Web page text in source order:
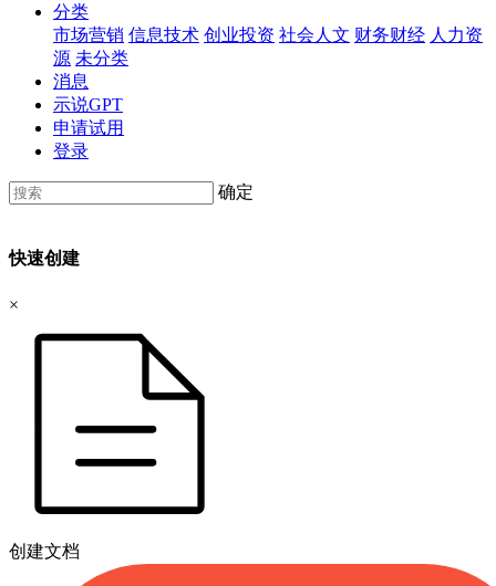
分类
市场营销 信息技术 创业投资 社会人文 财务财经 人力资
源 未分类
消息
示说GPT
申请试用
登录
确定
快速创建
×
创建文档